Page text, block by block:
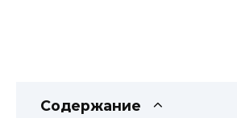
Содержание